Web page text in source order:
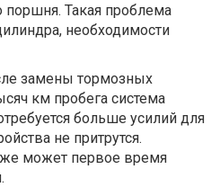
поршня. Такая проблема
необходимости
замены тормозных
км пробега система
больше усилий для
не притрутся.
может первое время